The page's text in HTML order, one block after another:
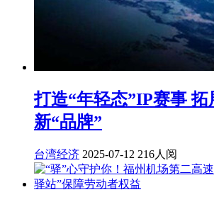
打造“年轻态”IP赛事 拓
新“品牌”
台湾经济 2025-07-12 216人阅